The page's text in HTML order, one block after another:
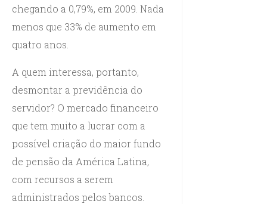
chegando a 0,79%, em 2009. Nada
menos que 33% de aumento em
quatro anos.
A quem interessa, portanto,
desmontar a previdência do
servidor? O mercado financeiro
que tem muito a lucrar com a
possível criação do maior fundo
de pensão da América Latina,
com recursos a serem
administrados pelos bancos.